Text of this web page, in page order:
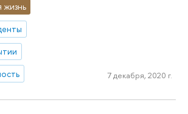
жизнь
7 декабря, 2020 г.